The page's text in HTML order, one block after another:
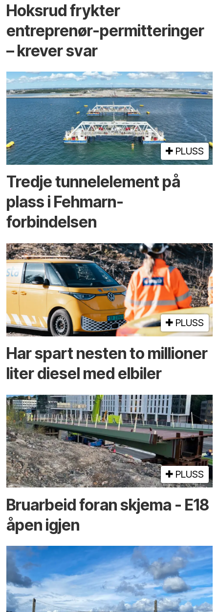
Hoksrud frykter
entreprenør-permitteringer
– krever svar
PLUSS
Tredje tunnel­element på
plass i Fehmarn-
forbindelsen
PLUSS
Har spart nesten to millioner
liter diesel med elbiler
PLUSS
Bruarbeid foran skjema - E18
åpen igjen